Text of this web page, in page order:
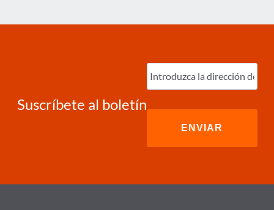
Suscríbete al boletín
Ingrese
correo
electrónico